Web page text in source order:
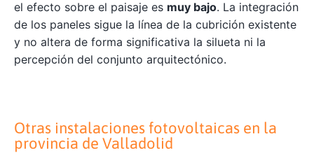
el efecto sobre el paisaje es muy bajo. La integración
de los paneles sigue la línea de la cubrición existente
y no altera de forma significativa la silueta ni la
percepción del conjunto arquitectónico.
Otras instalaciones fotovoltaicas en la
provincia de Valladolid